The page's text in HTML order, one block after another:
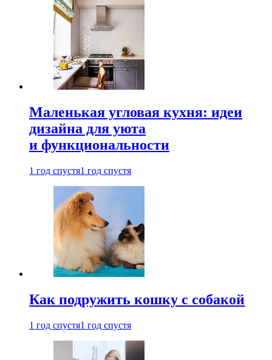
Маленькая угловая кухня: идеи
дизайна для уюта
и функциональности
1 год спустя1 год спустя
Как подружить кошку с собакой
1 год спустя1 год спустя